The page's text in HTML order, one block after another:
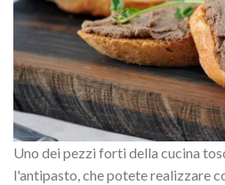
Uno dei pezzi forti della cucina
l'antipasto, che potete realizzare